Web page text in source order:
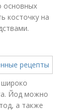
основных
косточку на
Йод можно
а также